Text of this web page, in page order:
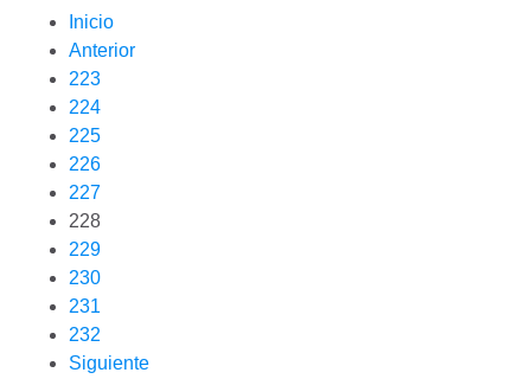
Inicio
Anterior
223
224
225
226
227
228
229
230
231
232
Siguiente